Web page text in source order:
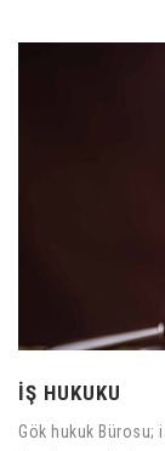
İŞ HUKUKU
Gök hukuk Bürosu;